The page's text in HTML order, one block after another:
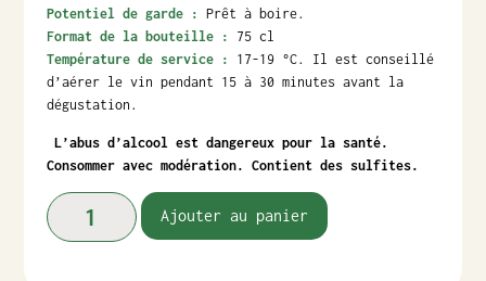
Potentiel de garde : Prêt à boire.
Format de la bouteille : 75 cl
Température de service : 17-19 °C. Il est conseillé
d’aérer le vin pendant 15 à 30 minutes avant la
dégustation.
L’abus d’alcool est dangereux pour la santé.
Consommer avec modération. Contient des sulfites.
Ajouter au panier